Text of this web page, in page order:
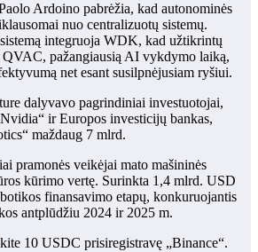
Ardoino pabrėžia, kad autonominės
nuo centralizuotų sistemų.
integruoja WDK, kad užtikrintų
pažangiausią AI vykdymo laiką,
net esant susilpnėjusiam ryšiui.
dalyvavo pagrindiniai investuotojai,
ir Europos investicijų bankas,
maždaug 7 mlrd.
pramonės veikėjai mato mašininės
kūrimo vertę. Surinkta 1,4 mlrd. USD
finansavimo etapų, konkuruojantis
antplūdžiu 2024 ir 2025 m.
10 USDC prisiregistravę „Binance“.